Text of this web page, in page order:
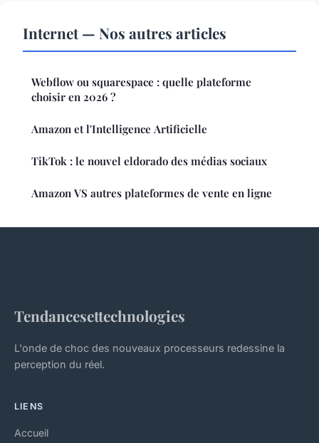
Internet — Nos autres articles
Webflow ou squarespace : quelle plateforme
choisir en 2026 ?
Amazon et l'Intelligence Artificielle
TikTok : le nouvel eldorado des médias sociaux
Amazon VS autres plateformes de vente en ligne
Tendancesettechnologies
L'onde de choc des nouveaux processeurs redessine la
perception du réel.
LIENS
Accueil